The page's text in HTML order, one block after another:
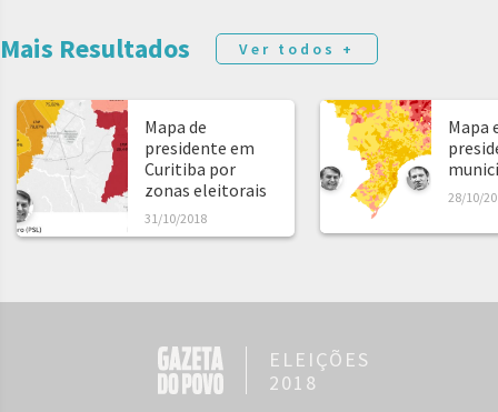
Mais Resultados Ver todos +
Mapa de
presidente em
Curitiba por
zonas eleitorais
31/10/2018
Mapa
28/10/
ELEIÇÕES
2018